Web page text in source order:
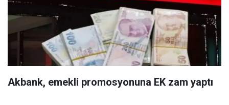
Akbank, emekli promosyonuna EK zam yaptı